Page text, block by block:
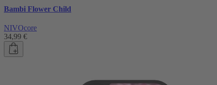
Bambi Flower Child
NIVOcore
34,99 €